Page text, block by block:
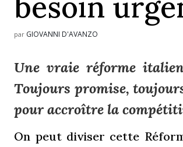
par GIOVANNI D'AVANZO
Une vraie réforme
Toujours promise,
pour accroître la
On peut diviser cette